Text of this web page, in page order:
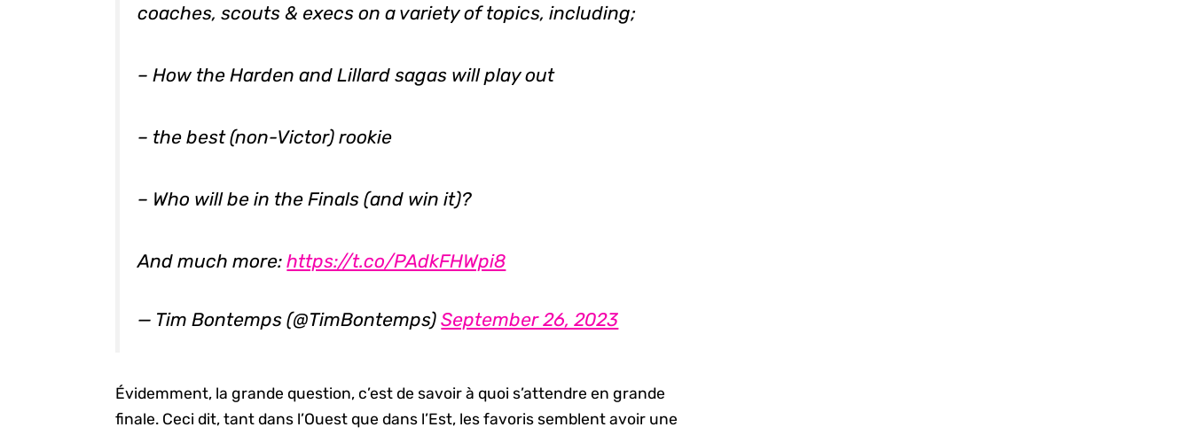
coaches, scouts & execs on a variety of topics, including;
– How the Harden and Lillard sagas will play out
– the best (non-Victor) rookie
– Who will be in the Finals (and win it)?
And much more:https://t.co/PAdkFHWpi8
— Tim Bontemps (@TimBontemps)September 26, 2023
Évidemment, la grande question, c’est de savoir à quoi s’attendre en grande
finale. Ceci dit, tant dans l’Ouest que dans l’Est, les favoris semblent avoir une